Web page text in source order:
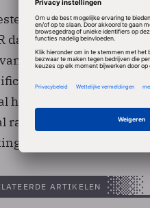
betwijfelt ook of alle
dat ook werkelijk zijn.
die 30 procent ook
goed geregeld
heeft beperkt tot de
radicaal gewijzigd
treedt.”
ARTIKELEN